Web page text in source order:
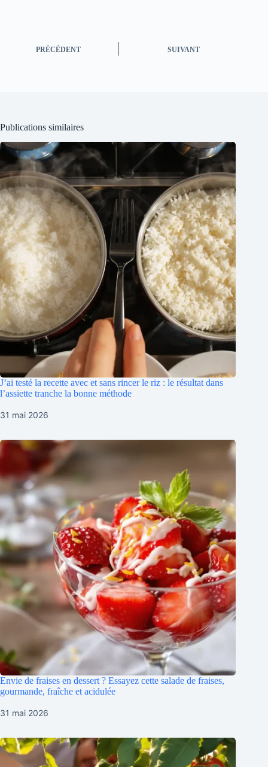
PRÉCÉDENT SUIVANT
Publications similaires
J’ai testé la recette avec et sans rincer le riz : le résultat dans
l’assiette tranche la bonne méthode
31 mai 2026
Envie de fraises en dessert ? Essayez cette salade de fraises,
gourmande, fraîche et acidulée
31 mai 2026